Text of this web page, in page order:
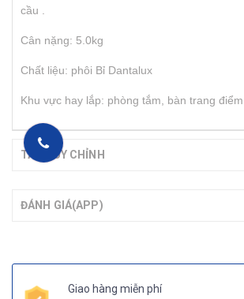
cầu .
Cân nặng: 5.0kg
Chất liệu: phôi Bỉ Dantalux
Khu vực hay lắp: phòng tắm, bàn trang điểm .
TAB TÙY CHỈNH
ĐÁNH GIÁ(APP)
Giao hàng miễn phí